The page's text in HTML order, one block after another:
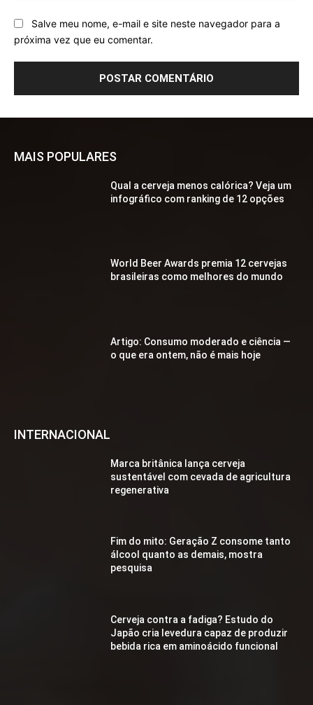
Salve meu nome, e-mail e site neste navegador para a
próxima vez que eu comentar.
MAIS POPULARES
Qual a cerveja menos calórica? Veja um
infográfico com ranking de 12 opções
World Beer Awards premia 12 cervejas
brasileiras como melhores do mundo
Artigo: Consumo moderado e ciência —
o que era ontem, não é mais hoje
INTERNACIONAL
Marca britânica lança cerveja
sustentável com cevada de agricultura
regenerativa
Fim do mito: Geração Z consome tanto
álcool quanto as demais, mostra
pesquisa
Cerveja contra a fadiga? Estudo do
Japão cria levedura capaz de produzir
bebida rica em aminoácido funcional